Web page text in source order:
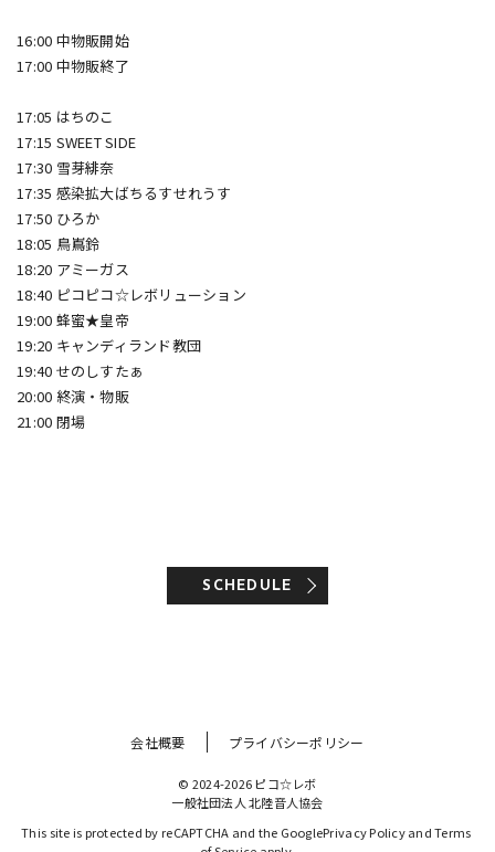
16:00 中物販開始
17:00 中物販終了
17:05 はちのこ
17:15 SWEET SIDE
17:30 雪芽緋奈
17:35 感染拡大ばちるすせれうす
17:50 ひろか
18:05 鳥嶌鈴
18:20 アミーガス
18:40 ピコピコ☆レボリューション
19:00 蜂蜜★皇帝
19:20 キャンディランド教団
19:40 せのしすたぁ
20:00 終演・物販
21:00 閉場
SCHEDULE
会社概要 プライバシーポリシー
© 2024-2026 ピコ☆レボ
一般社団法人 北陸音人協会
This site is protected by reCAPTCHA and the GooglePrivacy Policy and Terms